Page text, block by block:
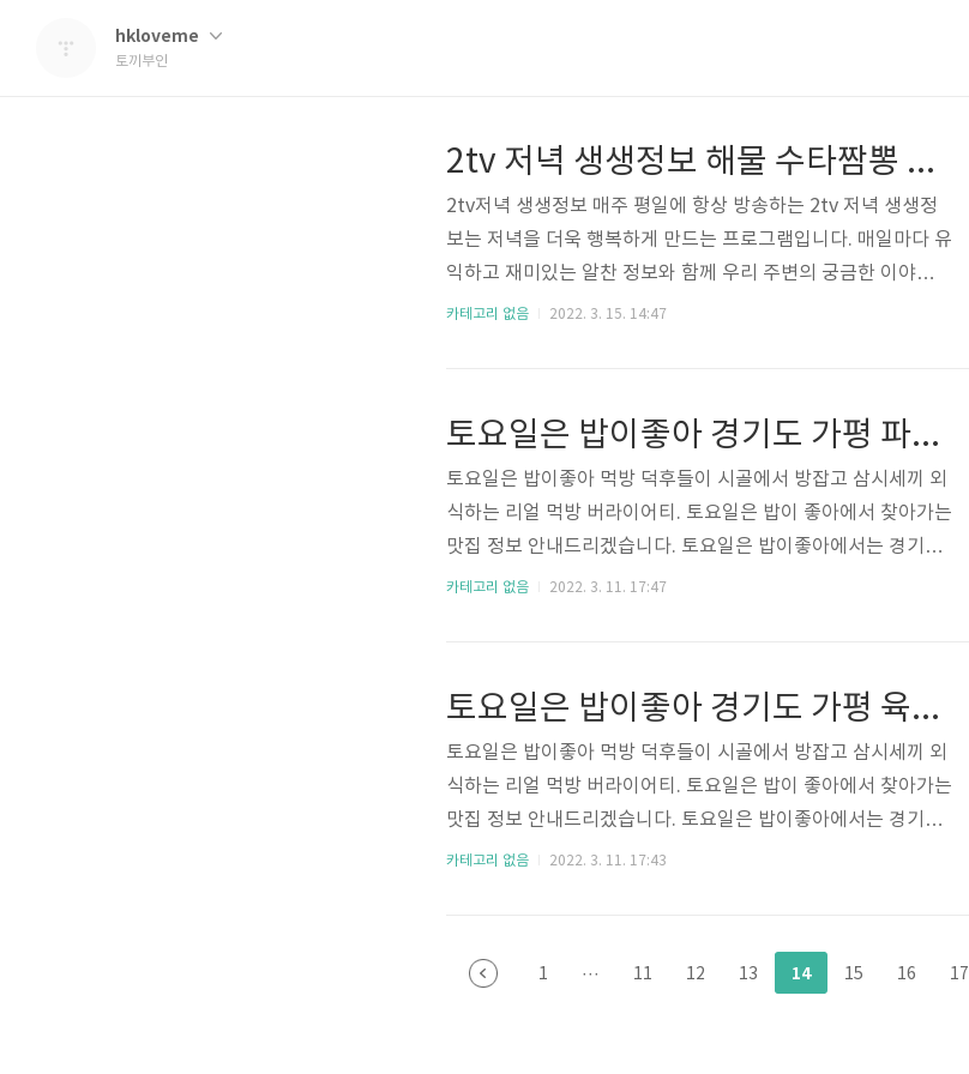
hkloveme
토끼부인
2tv 저녁 생생정보 해물 수타짬뽕 짜장 파는 곳 띵호와손짜장
2tv저녁 생생정보 매주 평일에 항상 방송하는 2tv 저녁 생생정
보는 저녁을 더욱 행복하게 만드는 프로그램입니다. 매일마다 유
익하고 재미있는 알찬 정보와 함께 우리 주변의 궁금한 이야기를
진솔하고 생생하게 담아 전해주고 있는데요. 2tv 저녁 생생정보
는 해물 수타짬뽕 짜장이 소개됩니다. 자세한 내용 아래를 참고
하세요. 3월15일 화요일 생생정보 철판 해물 수타짬뽕 짜장 중
국집 촬영 장소 정보에 대해서 알려드리도록 하겠습니다. 으라차
차 인생역전 코너를 통해서 공개가 되는 중화요리 전문점에 관련
된 소식 입니다. 생생정보 철..
카테고리 없음 2022. 3. 15. 14:47
토요일은 밥이좋아 경기도 가평 파김치장어전골 판매처 장어독립
토요일은 밥이좋아 먹방 덕후들이 시골에서 방잡고 삼시세끼 외
식하는 리얼 먹방 버라이어티. 토요일은 밥이 좋아에서 찾아가는
맛집 정보 안내드리겠습니다. 토요일은 밥이좋아에서는 경기도
가평 파김치장어전골이 소개되었습니다. 토요일은 밥이좋아 경
dependence.modoo.at
카테고리 없음 2022. 3. 11. 17:47
토요일은 밥이좋아 경기도 가평 육개장 칼국수 판매처 정보 구성각
토요일은 밥이좋아 먹방 덕후들이 시골에서 방잡고 삼시세끼 외
식하는 리얼 먹방 버라이어티. 토요일은 밥이 좋아에서 찾아가는
맛집 정보 안내드리겠습니다. 토요일은 밥이좋아에서는 경기도
가평 육개장 칼국수가 소개되었습니다. 토요일은 밥이좋아 경기
가평읍 중촌로 15-47 - ☎ 연락처 : 0507-1414-6465
카테고리 없음 2022. 3. 11. 17:43
1 ··· 11 12 13 14 15 16 17